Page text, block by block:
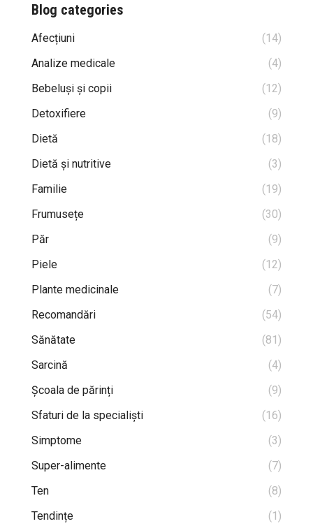
Blog categories
Afecțiuni
(14)
Analize medicale
(4)
Bebeluși și copii
(12)
Detoxifiere
(9)
Dietă
(18)
Dietă și nutritive
(3)
Familie
(19)
Frumusețe
(30)
Păr
(9)
Piele
(12)
Plante medicinale
(7)
Recomandări
(54)
Sănătate
(81)
Sarcină
(4)
Școala de părinți
(9)
Sfaturi de la specialiști
(16)
Simptome
(3)
Super-alimente
(7)
Ten
(8)
Tendințe
(1)